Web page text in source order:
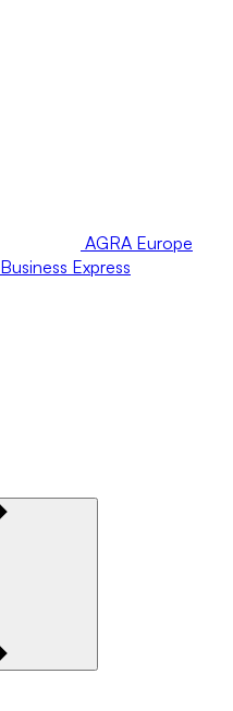
AGRA Europe
Business Express